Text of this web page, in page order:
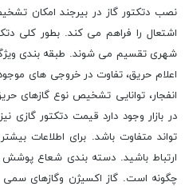
نصب دتکتور گاز در بیرجند امکان
اشتعال را فراهم می کند. بطور کلی
شهری تقسیم می شوند. طبقه بندی ویژگی
اعلام حریق، تفاوت در خروجی های
انفجار، توانایی تشخیص نوع گازهای
در بازار وجود دارد قیمت دتکتور
تواند متفاوت باشد. برای اطلاعات
ارتباط باشید. دسته بندی شعاع پوشش
چگونه است. گاز اکسیژن وگازهای